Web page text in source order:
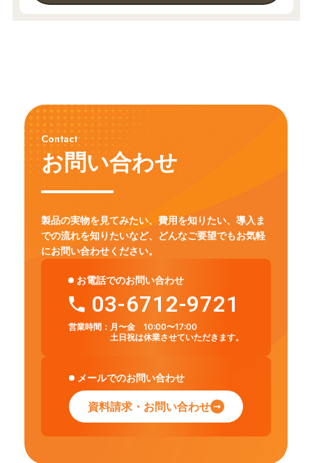
Contact
お問い合わせ
製品の実物を見てみたい、費用を知りたい、導入ま
での流れを知りたいなど、
どんなご要望でもお気軽
にお問い合わせください。
お電話でのお問い合わせ
03-6712-9721
営業時間： 月〜金 10:00〜17:00
土日祝は休業させていただきます。
メールでのお問い合わせ
資料請求・お問い合わせ